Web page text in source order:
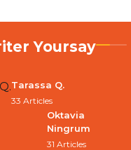
Yoursay
Tarassa Q.
33 Articles
Oktavia
Ningrum
31 Articles